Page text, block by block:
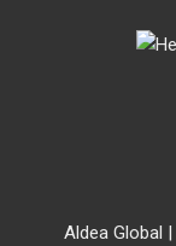
Aldea Global |